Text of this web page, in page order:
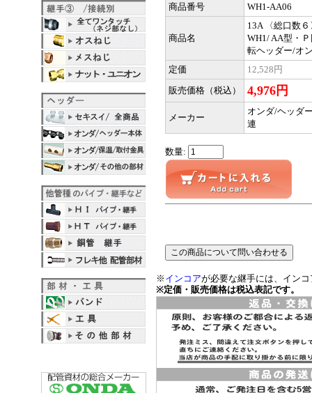
商品番号 WH1-AA06
商品名
13A 〈総口数６
WH1/ AA型・
転ヘッダー/オ
定価
12,528円
販売価格（税込）
4,976円
メーカー
オンダ/ヘッダ
連
数量:
※ インコアが必要な継手には、イン
※定価・販売価格は税込表記です。